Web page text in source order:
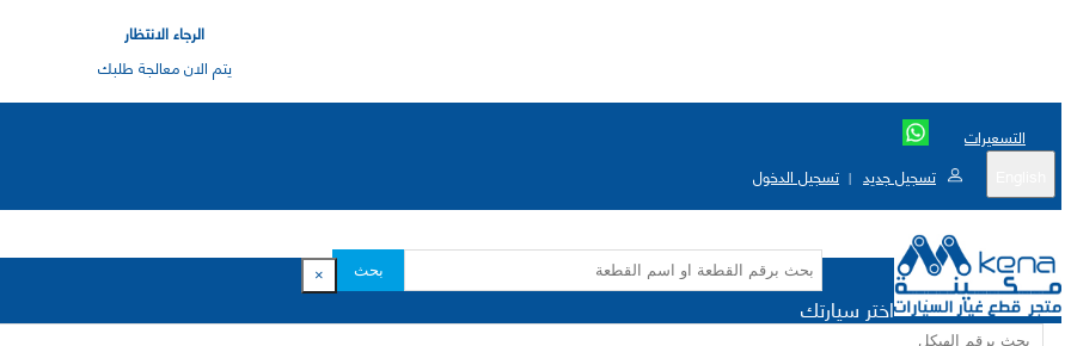
الرجاء الانتظار
يتم الان معالجة طلبك
التسعيرات
تسجيل جديد | تسجيل الدخول
بحث ×
اختر سيارتك